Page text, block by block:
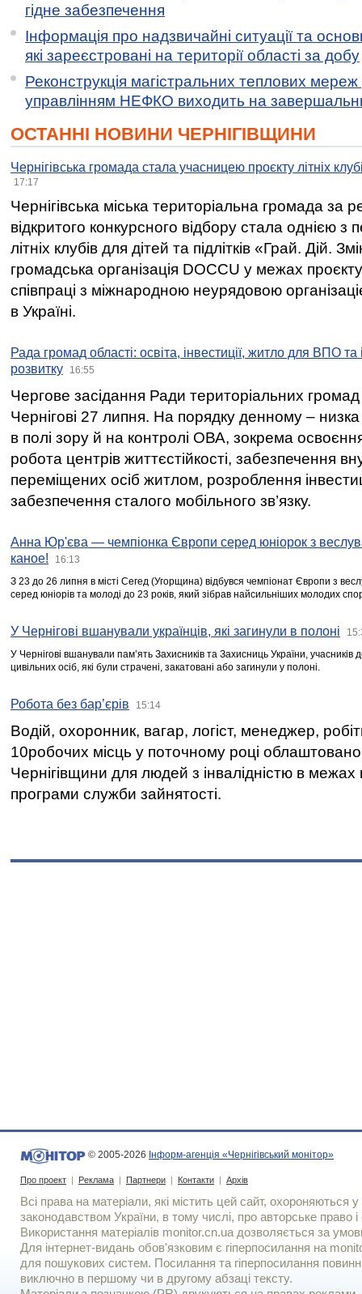
гідне забезпечення
Інформація про надзвичайні ситуації та
які зареєстровані на території області за добу
Реконструкція магістральних теплових мереж
управлінням НЕФКО виходить на
ОСТАННІ НОВИНИ ЧЕРНІГІВЩИНИ
Чернігівська громада стала учасницею проєкту літніх
17:17
Чернігівська міська територіальна громада за
відкритого конкурсного відбору стала однією
літніх клубів для дітей та підлітків «Грай. Дій.
громадська організація DOCCU у межах
співпраці з міжнародною неурядовою
в Україні.
Рада громад області: освіта, інвестиції, житло для ВПО
розвитку
16:55
Чергове засідання Ради територіальних громад
Чернігові 27 липня. На порядку денному –
в полі зору й на контролі ОВА, зокрема освоєння
робота центрів життєстійкості, забезпечення
переміщених осіб житлом, розроблення
забезпечення сталого мобільного зв’язку.
Анна Юр'єва — чемпіонка Європи серед юніорок з
каное!
16:13
З 23 до 26 липня в місті Сегед (Угорщина) відбувся чемпіонат Європи з
серед юніорів та молоді до 23 років, який зібрав найсильніших молодих
У Чернігові вшанували українців, які загинули в полоні
У Чернігові вшанували пам’ять Захисників та Захисниць України,
цивільних осіб, які були страчені, закатовані або загинули у полоні.
Робота без бар’єрів 15:14
Водій, охоронник, вагар, логіст, менеджер,
10робочих місць у поточному році
Чернігівщини для людей з інвалідністю в межах
програми служби зайнятості.
© 2005-2026 Інформ-агенція «Чернігівський монітор»
Про проект | Реклама | Партнери | Контакти | Архів
Всі права на матеріали, які містить цей сайт, охороняються у
законодавством України, в тому числі, про авторське право і
Використання матерiалiв monitor.cn.ua дозволяється за
Для iнтернет-видань обов'язковим є гiперпосилання на
для пошукових систем. Посилання та гіперпосилання
виключно в першому чи в другому абзаці тексту.